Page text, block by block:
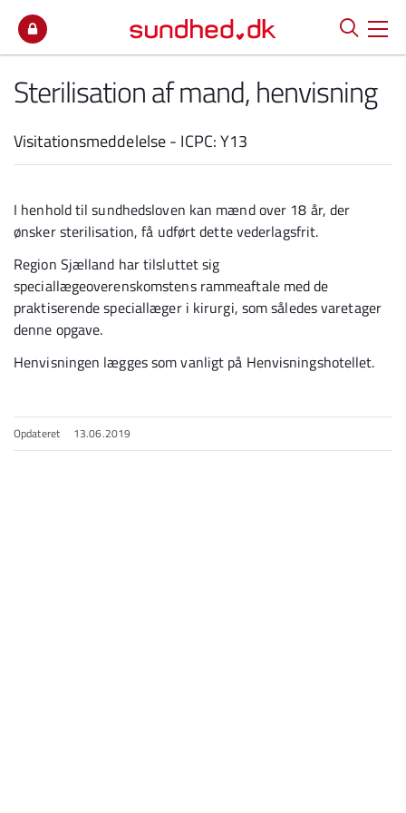
Sterilisation af mand, henvisning
Visitationsmeddelelse - ICPC: Y13
I henhold til sundhedsloven kan mænd over 18 år, der
ønsker sterilisation, få udført dette vederlagsfrit.
Region Sjælland har tilsluttet sig
speciallægeoverenskomstens rammeaftale med de
praktiserende speciallæger i kirurgi, som således varetager
denne opgave.
Henvisningen lægges som vanligt på Henvisningshotellet.
Opdateret 13.06.2019